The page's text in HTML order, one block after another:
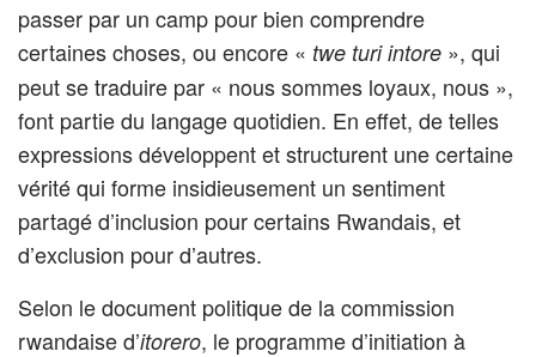
passer par un camp pour bien comprendre
certaines choses, ou encore « twe turi intore », qui
peut se traduire par « nous sommes loyaux, nous »,
font partie du langage quotidien. En effet, de telles
expressions développent et structurent une certaine
vérité qui forme insidieusement un sentiment
partagé d’inclusion pour certains Rwandais, et
d’exclusion pour d’autres.
Selon le document politique de la commission
rwandaise d’itorero, le programme d’initiation à